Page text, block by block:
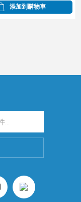
添加到購物車